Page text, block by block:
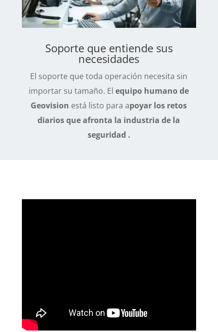
Soporte que entiende sus
necesidades
El soporte que toda operación necesita sin
importar su tamaño. Elequipo humano de
Geovision está listo para apoyar los retos
diarios que afronta la industria de la
seguridad .